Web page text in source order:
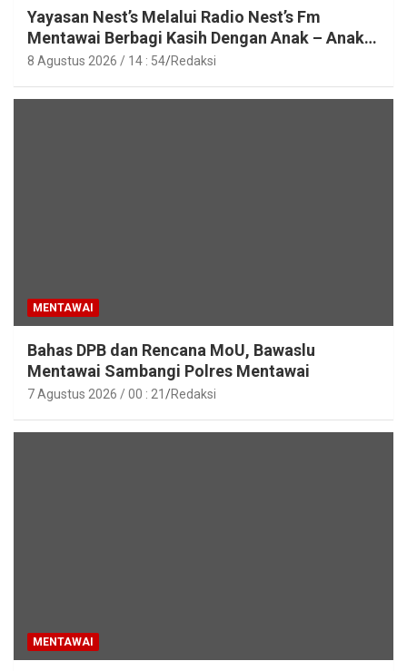
Yayasan Nest’s Melalui Radio Nest’s Fm
Mentawai Berbagi Kasih Dengan Anak – Anak
Asrama SMAN 2 Sipora
8 Agustus 2026 / 14 : 54 Redaksi
MENTAWAI
Bahas DPB dan Rencana MoU, Bawaslu
Mentawai Sambangi Polres Mentawai
7 Agustus 2026 / 00 : 21 Redaksi
MENTAWAI